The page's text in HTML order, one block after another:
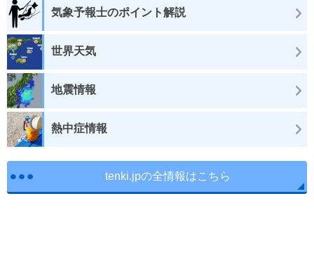
気象予報士のポイント解説
世界天気
地震情報
熱中症情報
tenki.jpの全情報はこちら